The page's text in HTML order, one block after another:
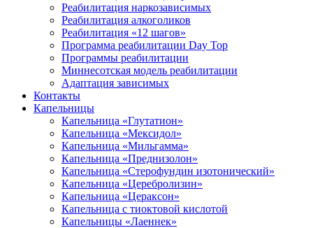
Реабилитация наркозависимых
Реабилитация алкоголиков
Реабилитация «12 шагов»
Программа реабилитации Day Top
Программы реабилитации
Миннесотская модель реабилитации
Адаптация зависимых
Контакты
Капельницы
Капельница «Глутатион»
Капельница «Мексидол»
Капельница «Мильгамма»
Капельница «Преднизолон»
Капельница «Стерофундин изотонический»
Капельница «Церебролизин»
Капельница «Цераксон»
Капельница с тиоктовой кислотой
Капельницы «Лаеннек»